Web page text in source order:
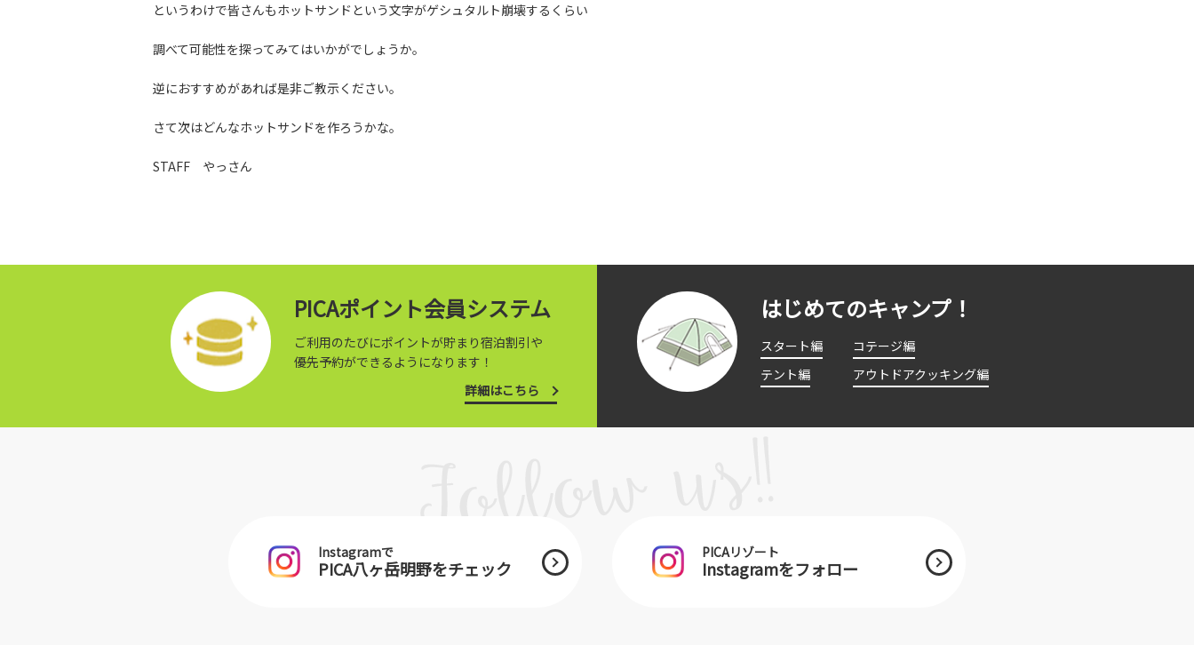
というわけで皆さんもホットサンドという文字がゲシュタルト崩壊するくらい
調べて可能性を探ってみてはいかがでしょうか。
逆におすすめがあれば是非ご教示ください。
さて次はどんなホットサンドを作ろうかな。
STAFF やっさん
PICAポイント会員システム
ご利用のたびにポイントが貯まり宿泊割引や
優先予約ができるようになります！
詳細はこちら
はじめてのキャンプ！
スタート編
コテージ編
テント編
アウトドアクッキング編
Instagramで
PICA八ヶ岳明野をチェック
PICAリゾート
Instagramをフォロー